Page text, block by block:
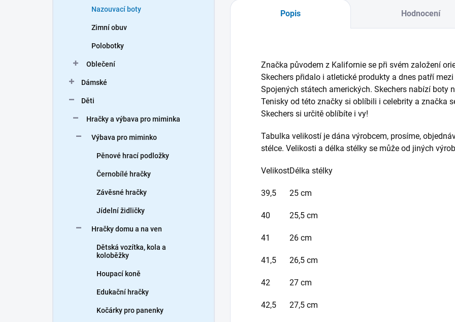
Nazouvací boty
Zimní obuv
Polobotky
Oblečení
Dámské
Děti
Hračky a výbava pro miminka
Výbava pro miminko
Pěnové hrací podložky
Černobílé hračky
Závěsné hračky
Jídelní židličky
Hračky domu a na ven
Dětská vozítka, kola a
koloběžky
Houpací koně
Edukační hračky
Kočárky pro panenky
Popis Hodnocení
Značka původem z Kalifornie se při svém založení
Skechers přidalo i atletické produkty a dnes patří
Spojených státech amerických. Skechers nabízí boty
Tenisky od této značky si oblíbili i celebrity a značka
Skechers si určitě oblíbíte i vy!
Tabulka velikostí je dána výrobcem, prosíme,
stélce. Velikosti a délka stélky se může od jiných
VelikostDélka stélky
39,5 25 cm
40 25,5 cm
41 26 cm
41,5 26,5 cm
42 27 cm
42,5 27,5 cm